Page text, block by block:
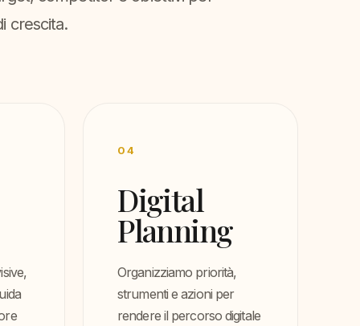
crescita.
04
Digital
Planning
Organizziamo priorità,
strumenti e azioni per
rendere il percorso digitale